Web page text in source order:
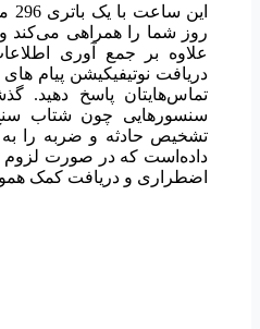
روز شما را همراهی می‌کند
علاوه بر جمع آوری
دریافت نوتیفیکیشن پیام
تماس‌هایتان پاسخ دهید.
سنسورهایی چون شتاب
داده‌است که در صورت لزوم
اضطراری و دریافت کمک